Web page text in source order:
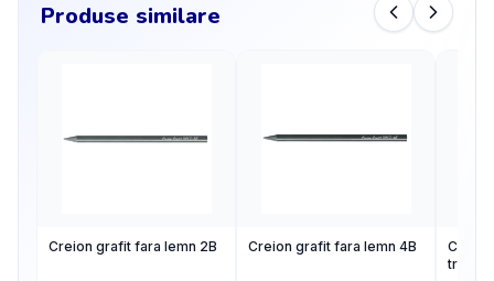
Produse similare
Creion grafit fara lemn 2B Creion grafit fara lemn 4B